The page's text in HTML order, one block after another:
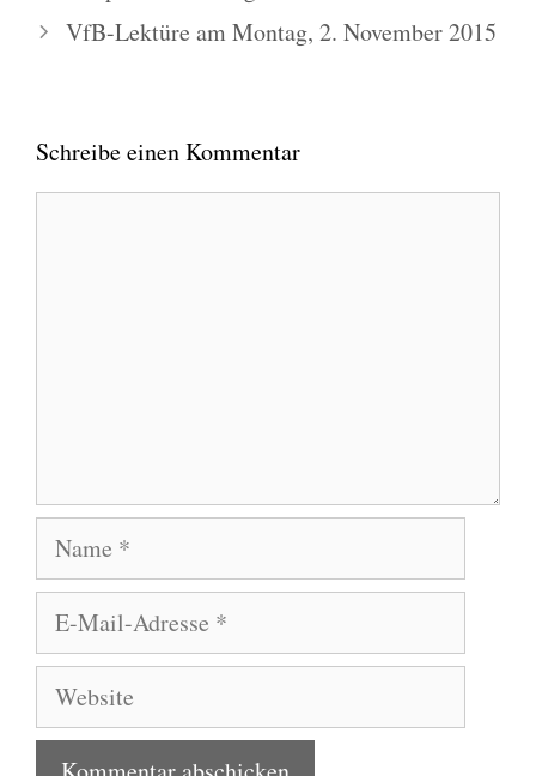
VfB-Lektüre am Montag, 2. November 2015
Schreibe einen Kommentar
Kommentar
Name
E-
Mail-
Adresse
Website